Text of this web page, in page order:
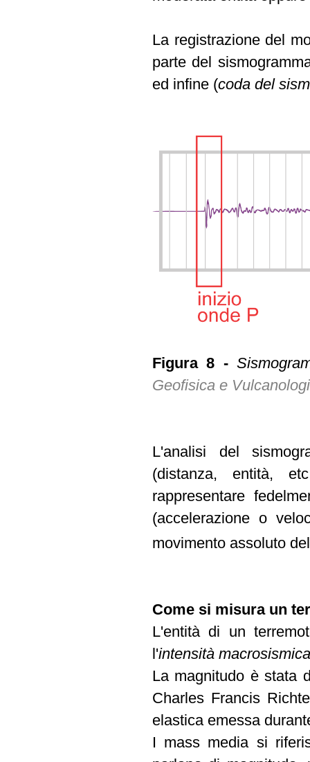
La registrazione del
parte del
ed infine (coda del
Figura 8 -
Geofisica e
L'analisi del
(distanza, entità,
rappresentare
(accelerazione o
movimento assoluto
Come si misura un
L'entità di un
l'intensità
La magnitudo è stata
Charles Francis
elastica emessa
I mass media si